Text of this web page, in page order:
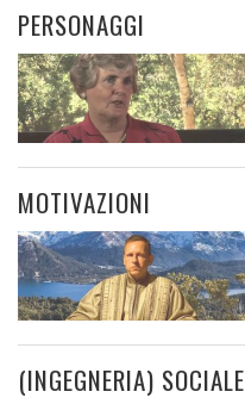
PERSONAGGI
MOTIVAZIONI
(INGEGNERIA) SOCIALE